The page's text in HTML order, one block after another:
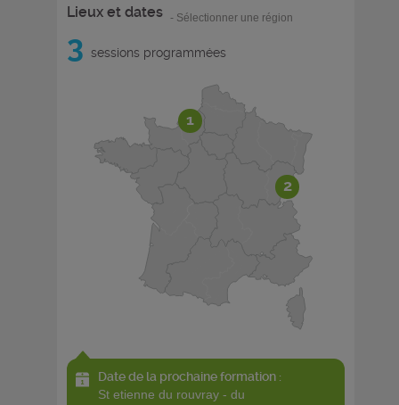
Lieux et dates - Sélectionner une région
3 sessions programmées
2
1
Date de la prochaine formation :
st etienne du rouvray - du